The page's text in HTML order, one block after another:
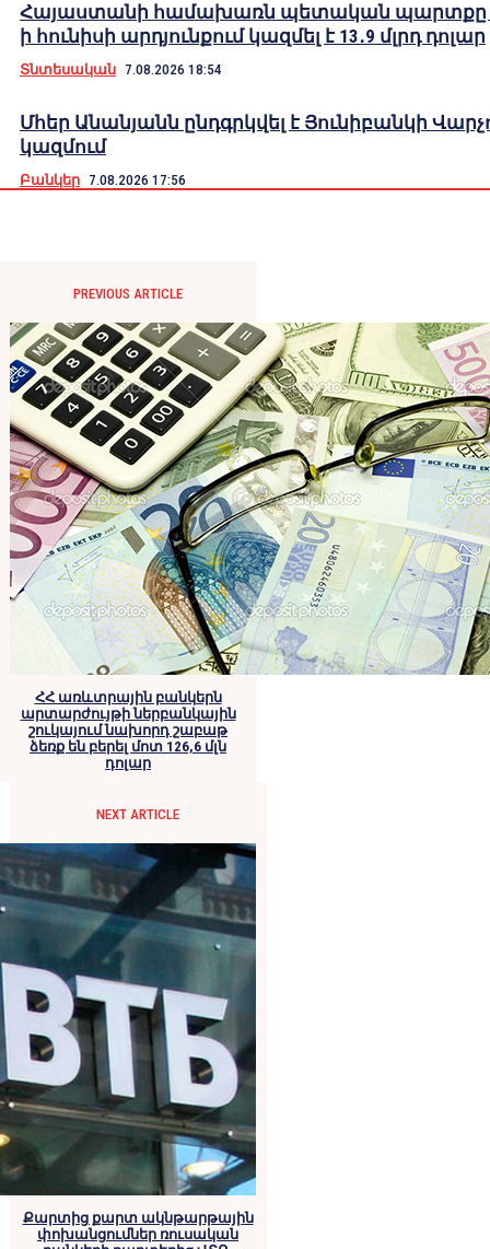
Հայաստանի համախառն պետական պարտքը
ի հունիսի արդյունքում կազմել է 13․9 մլրդ դոլար
Տնտեսական 7.08.2026 18:54
Մհեր Անանյանն ընդգրկվել է Յունիբանկի
կազմում
Բանկեր 7.08.2026 17:56
PREVIOUS ARTICLE
ՀՀ առևտրային բանկերն
արտարժույթի ներբանկային
շուկայում նախորդ շաբաթ
ձեռք են բերել մոտ 126,6 մլն
դոլար
NEXT ARTICLE
Քարտից քարտ ակնթարթային
փոխանցումներ ռուսական